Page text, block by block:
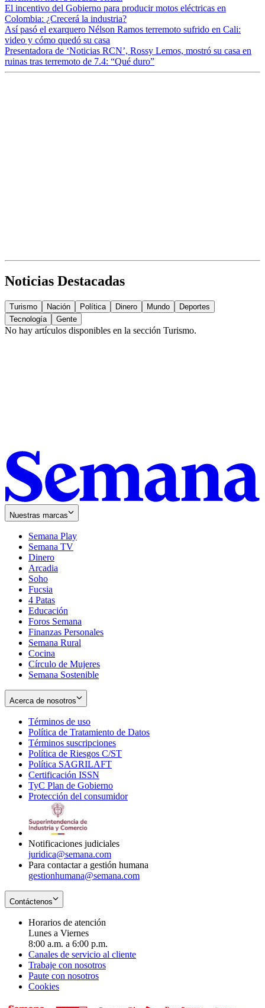
El incentivo del Gobierno para producir motos eléctricas en
Colombia: ¿Crecerá la industria?
Así pasó el exarquero Nélson Ramos terremoto sufrido en Cali:
video y cómo quedó su casa
Presentadora de ‘Noticias RCN’, Rossy Lemos, mostró su casa en
ruinas tras terremoto de 7.4: “Qué duro”
Noticias Destacadas
Turismo Nación Política Dinero Mundo
Deportes
Tecnología
Gente
No hay artículos disponibles en la sección Turismo.
Nuestras marcas
Semana Play
Semana TV
Dinero
Arcadia
Soho
in
new
window
Fucsia
in
new
window
4 Patas
Educación
Foros Semana
Finanzas Personales
Semana Rural
Cocina
Círculo de Mujeres
Semana Sostenible
Acerca de nosotros
Términos de uso
in
new
window
Política de Tratamiento de Datos
Términos suscripciones
in
Política de Riesgos C/ST
Política SAGRILAFT
new
window
Certificación ISSN
in
new
TyC Plan de Gobierno
in
Protección del consumidorOpens
Notificaciones judiciales
juridica@semana.com
Para contactar a gestión humana
gestionhumana@semana.com
Contáctenos
Horarios de atención
Lunes a Viernes
8:00 a.m. a 6:00 p.m.
Canales de servicio al cliente
Trabaje con nosotros
Paute con nosotros
Cookies